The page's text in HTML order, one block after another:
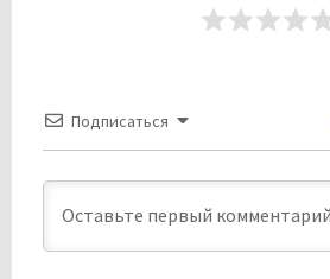
Подписаться